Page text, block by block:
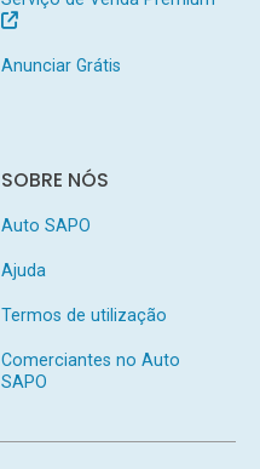
Anunciar Grátis
SOBRE NÓS
Auto SAPO
Ajuda
Termos de utilização
Comerciantes no Auto
SAPO